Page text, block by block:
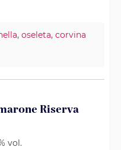
,oseleta,corvina
Riserva
vol.